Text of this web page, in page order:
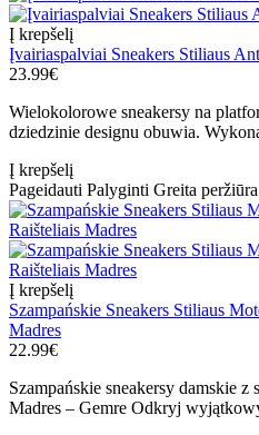
Į krepšelį
Įvairiaspalviai Sneakers Stiliaus
23.99€
Wielokolorowe sneakersy na
dziedzinie designu obuwia.
Į krepšelį
Pageidauti Palyginti Greita peržiūra
Į krepšelį
Szampańskie Sneakers Stiliaus
Madres
22.99€
Szampańskie sneakersy damskie
Madres – Gemre Odkryj